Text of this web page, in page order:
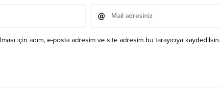
için adım, e-posta adresim ve site adresim bu tarayıcıya kaydedilsin.